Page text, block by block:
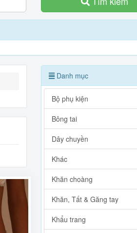
Danh mục
Bộ phụ kiện
Bông tai
Dây chuyền
Khác
Khăn choàng
Khăn, Tất & Găng tay
Khẩu trang